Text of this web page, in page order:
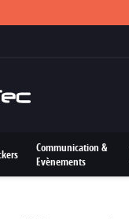
Communication &
Evènements